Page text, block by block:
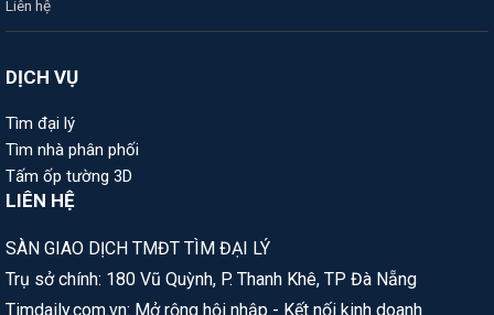
Liên hệ
DỊCH VỤ
Tìm đại lý
Tìm nhà phân phối
Tấm ốp tường 3D
LIÊN HỆ
SÀN GIAO DỊCH TMĐT TÌM ĐẠI LÝ
Trụ sở chính: 180 Vũ Quỳnh, P. Thanh Khê, TP Đà Nẵng
Timdaily.com.vn: Mở rộng hội nhập - Kết nối kinh doanh